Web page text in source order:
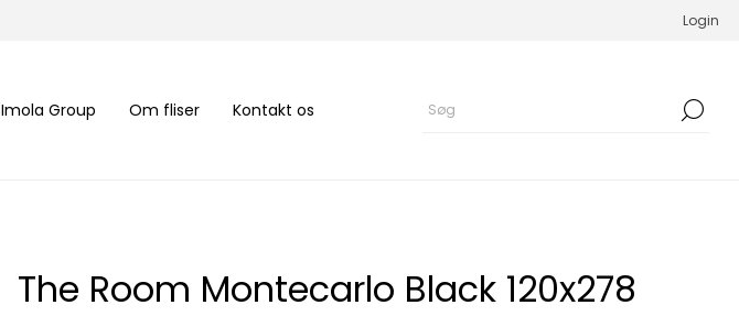
Login
Imola Group Om fliser Kontakt os
The Room Montecarlo Black 120x278